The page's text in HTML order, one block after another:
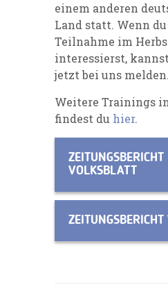
einem anderen
Land statt. Wenn
Teilnahme im
interessierst,
jetzt bei uns melden.
Weitere Trainings
findest du hier.
ZEITUNGSBERICHT
VOLKSBLATT